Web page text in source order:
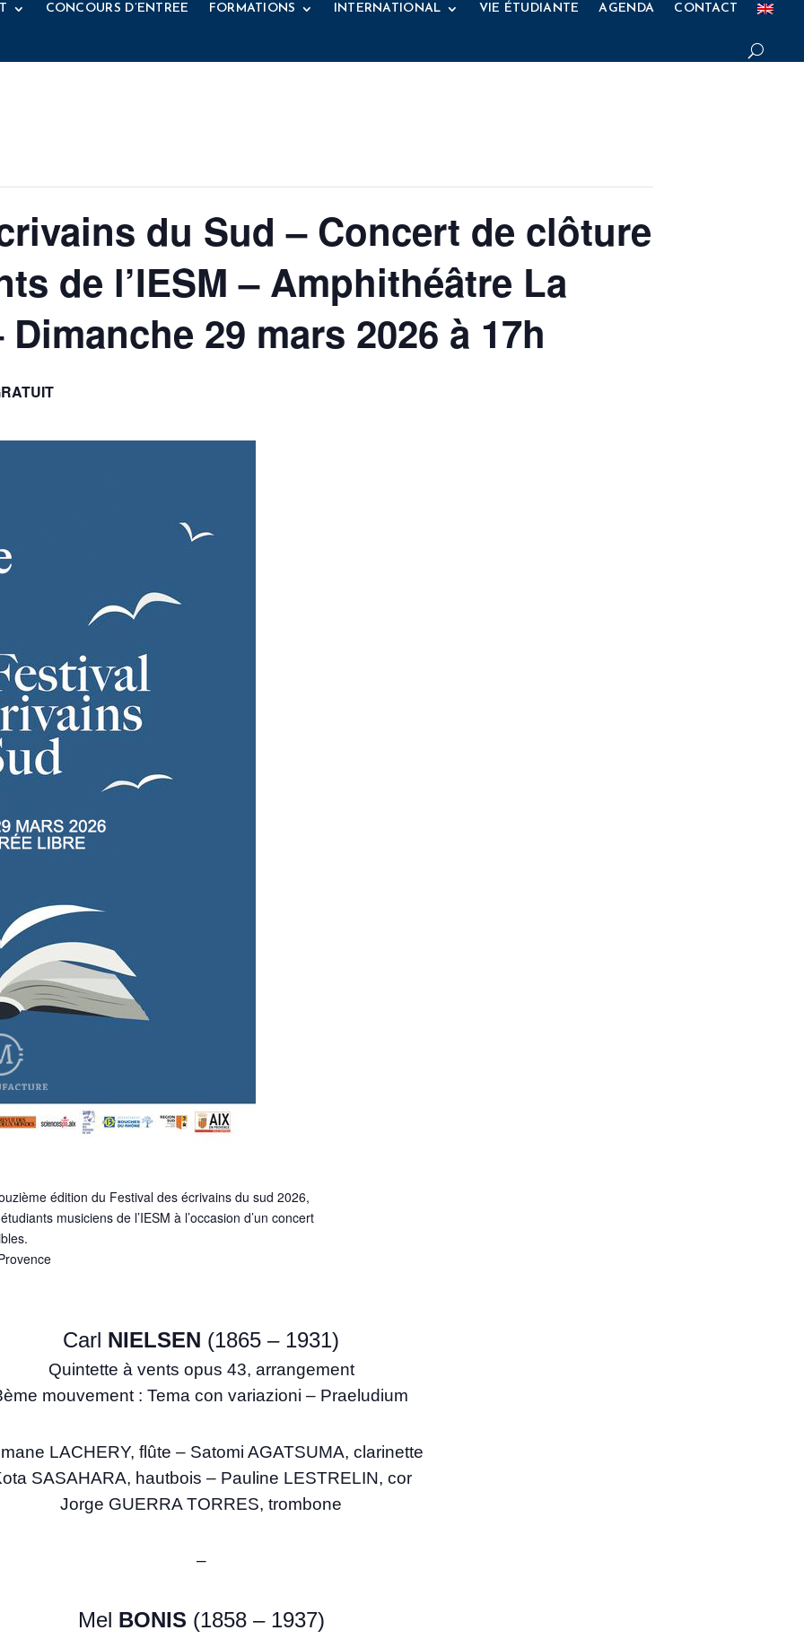
CONCOURS D’ENTREE FORMATIONS INTERNATIONAL VIE ÉTUDIANTE AGENDA CONTACT
du Sud – Concert de clôture
de l’IESM – Amphithéâtre La
29 mars 2026 à 17h
édition du Festival des écrivains du sud 2026,
musiciens de l’IESM à l’occasion d’un concert
Carl NIELSEN (1865 – 1931)
Quintette à vents opus 43, arrangement
mouvement : Tema con variazioni – Praeludium
LACHERY, flûte – Satomi AGATSUMA, clarinette
SASAHARA, hautbois – Pauline LESTRELIN, cor
Jorge GUERRA TORRES, trombone
–
Mel BONIS (1858 – 1937)